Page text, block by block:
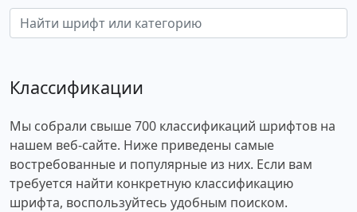
Классификации
Мы собрали свыше 700 классификаций шрифтов на
нашем веб-сайте. Ниже приведены самые
востребованные и популярные из них. Если вам
требуется найти конкретную классификацию
шрифта, воспользуйтесь удобным поиском.